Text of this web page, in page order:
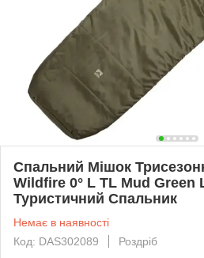
Спальний Мішок
Wildfire 0° L TL Mud Green
Туристичний Спальник
Немає в наявності
Код: DAS302089
Роздріб